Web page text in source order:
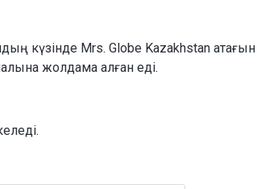
күзінде Mrs. Globe Kazakhstan
жолдама алған еді.